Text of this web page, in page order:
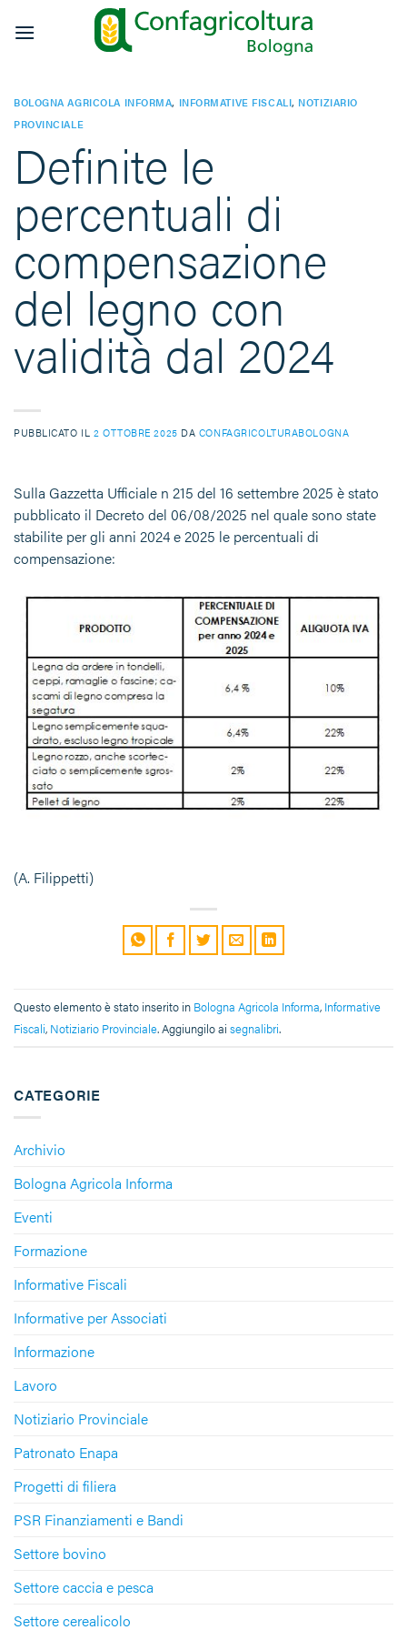
CATEGORIE
Archivio
Bologna Agricola Informa
Eventi
Formazione
Informative Fiscali
Informative per Associati
Informazione
Lavoro
Notiziario Provinciale
Patronato Enapa
Progetti di filiera
PSR Finanziamenti e Bandi
Settore bovino
Settore caccia e pesca
Settore cerealicolo
BOLOGNA AGRICOLA INFORMA, INFORMATIVE FISCALI, NOTIZIARIO
PROVINCIALE
Definite le
percentuali di
compensazione
del legno con
validità dal 2024
PUBBLICATO IL 2 OTTOBRE 2025 DA CONFAGRICOLTURABOLOGNA
Sulla Gazzetta Ufficiale n 215 del 16 settembre 2025 è stato
pubblicato il Decreto del 06/08/2025 nel quale sono state
stabilite per gli anni 2024 e 2025 le percentuali di
compensazione:
(A. Filippetti)
Questo elemento è stato inserito in Bologna Agricola Informa, Informative
Fiscali, Notiziario Provinciale. Aggiungilo ai segnalibri.